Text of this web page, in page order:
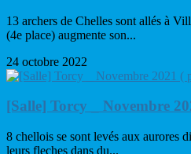
13 archers de Chelles sont allés à
(4e place) augmente son...
24 octobre 2022
[Salle] Torcy _ Novembre
8 chellois se sont levés aux aurores
leurs fleches dans du...